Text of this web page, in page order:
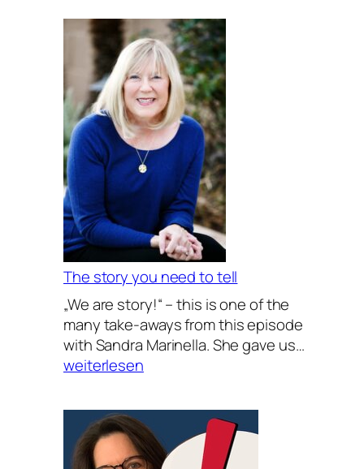
Erkenntnisgewinn
The story you need to tell
„We are story!“ – this is one of the
many take-aways from this episode
with Sandra Marinella. She gave us…
weiterlesen